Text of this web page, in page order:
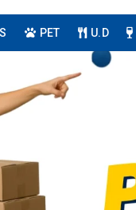
PET U.D